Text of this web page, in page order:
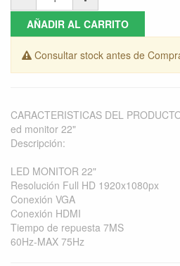
AÑADIR AL CARRITO
Consultar stock antes de
CARACTERISTICAS DEL
ed monitor 22"
Descripción:
LED MONITOR 22"
Resolución Full HD 1920x1080px
Conexión VGA
Conexión HDMI
Tiempo de repuesta 7MS
60Hz-MAX 75Hz